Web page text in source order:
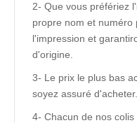
2- Que vous préfériez
propre nom et numéro
l'impression et
d'origine.
3- Le prix le plus bas
soyez assuré d'acheter.
4- Chacun de nos